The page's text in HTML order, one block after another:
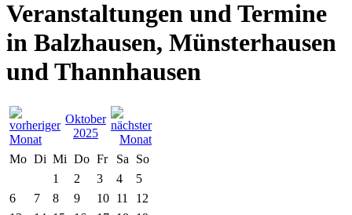
Veranstaltungen und Termine
in Balzhausen, Münsterhausen
und Thannhausen
Oktober
2025
Mo Di Mi Do Fr Sa
So
1
2 3 4
5
6
7 8 9 10 11
12